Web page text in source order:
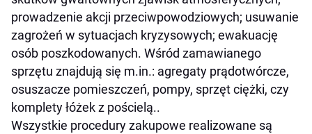
prowadzenie akcji przeciwpowodziowych; usuwanie
zagrożeń w sytuacjach kryzysowych; ewakuację
osób poszkodowanych. Wśród zamawianego
sprzętu znajdują się m.in.: agregaty prądotwórcze,
osuszacze pomieszczeń, pompy, sprzęt ciężki, czy
komplety łóżek z pościelą..
Wszystkie procedury zakupowe realizowane są